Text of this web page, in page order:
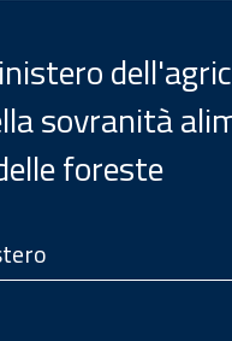
sovranità
foreste